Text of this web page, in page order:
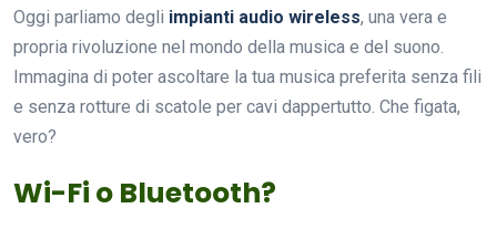
Oggi parliamo degli impianti audio wireless, una vera e
propria rivoluzione nel mondo della musica e del suono.
Immagina di poter ascoltare la tua musica preferita senza fili
e senza rotture di scatole per cavi dappertutto. Che figata,
vero?
Wi-Fi o Bluetooth?